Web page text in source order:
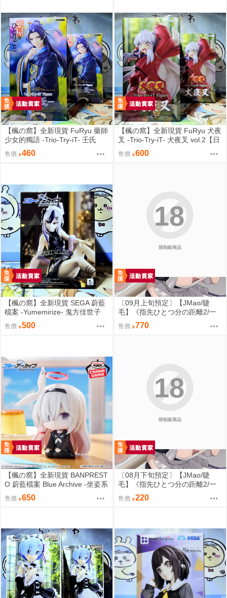
【楓の窩】全新現貨 FuRyu 藥師
少女的獨語 -Trio-Try-iT- 壬氏
【日版】
售價 460
【楓の窩】全新現貨 FuRyu 犬夜
叉 -Trio-Try-iT- 犬夜叉 vol.2【日
版】
售價 600
【楓の窩】全新現貨 SEGA 蔚藍
檔案 -Yumemirize- 鬼方佳世子
【日版】
售價 500
限制級商品
18
〔09月上旬預定〕【JMao/睫
毛】《指先ひとつ分の距離2/一
個指尖的距離2》多規格套組&單
品⬢黑市兔－睫毛貓舍 (parody:
售價 770
【楓の窩】全新現貨 BANPREST
O 蔚藍檔案 Blue Archive -坐姿系
列- 星奈【日版】
售價 650
限制級商品
18
〔08月下旬預定〕【JMao/睫
毛】《指先ひとつ分の距離2/一
個指尖的距離2》B5/26P黑白內
頁/繁體中文/無修正⬢黑市兔－睫
カ 鬼方カヨコ 鬼方佳世子) FF47
售價 220